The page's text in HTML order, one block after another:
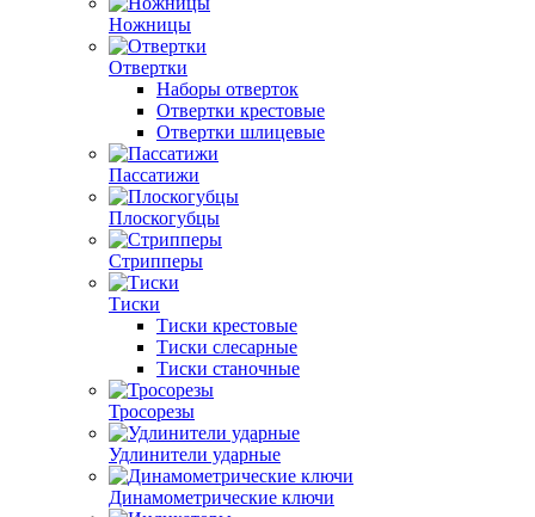
Ножницы
Отвертки
Наборы отверток
Отвертки крестовые
Отвертки шлицевые
Пассатижи
Плоскогубцы
Стрипперы
Тиски
Тиски крестовые
Тиски слесарные
Тиски станочные
Тросорезы
Удлинители ударные
Динамометрические ключи